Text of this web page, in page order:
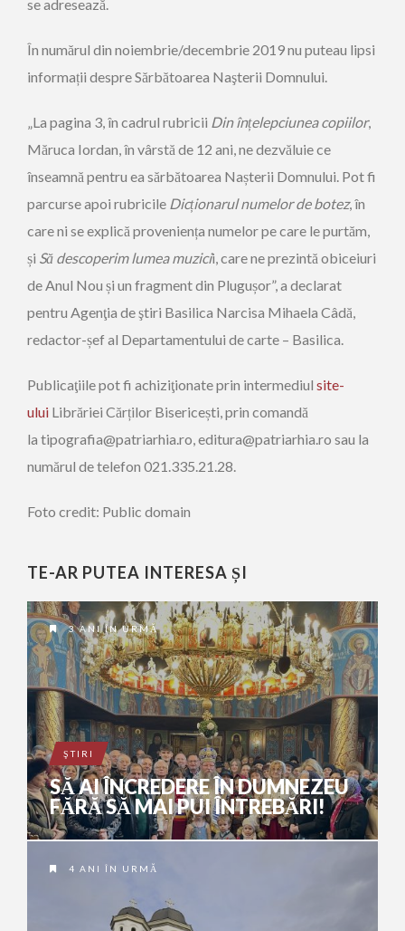
se adresează.
În numărul din noiembrie/decembrie 2019 nu puteau lipsi
informații despre Sărbătoarea Naşterii Domnului.
„La pagina 3, în cadrul rubricii Din înțelepciunea copiilor,
Măruca Iordan, în vârstă de 12 ani, ne dezvăluie ce
înseamnă pentru ea sărbătoarea Nașterii Domnului. Pot fi
parcurse apoi rubricile Dicționarul numelor de botez, în
care ni se explică proveniența numelor pe care le purtăm,
și Să descoperim lumea muzicii, care ne prezintă obiceiuri
de Anul Nou și un fragment din Plugușor”, a declarat
pentru Agenţia de ştiri Basilica Narcisa Mihaela Câdă,
redactor-șef al Departamentului de carte – Basilica.
Publicaţiile pot fi achiziţionate prin intermediul site-
ului Librăriei Cărților Bisericești, prin comandă
la tipografia@patriarhia.ro, editura@patriarhia.ro sau la
numărul de telefon 021.335.21.28.
Foto credit: Public domain
TE-AR PUTEA INTERESA ȘI
3 ANI ÎN URMĂ
ŞTIRI
SĂ AI ÎNCREDERE ÎN DUMNEZEU
FĂRĂ SĂ MAI PUI ÎNTREBĂRI!
4 ANI ÎN URMĂ